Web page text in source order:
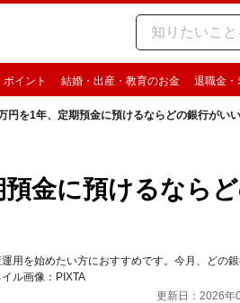
イント 結婚・出産・教育のお金 退職金・
円を1年、定期預金に預けるならどの銀行がい
預金に預けるなら
用を始めたい方におすすめです。今月、どの
ル画像：PIXTA
更新日：2026年